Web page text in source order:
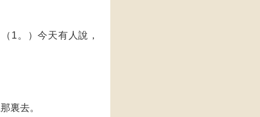
1。）今天有人說，
喜。
那裏去。